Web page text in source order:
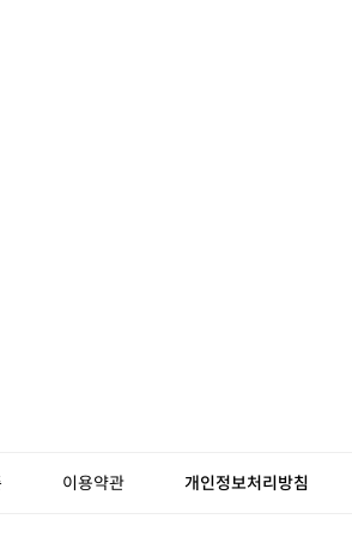
이용약관 개인정보처리방침